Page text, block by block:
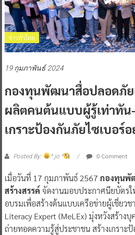
ข่าวทั่วไทย
19 กุมภาพันธ์ 2024
กองทุนพัฒนาสื่อปลอดภัย
ผลิตคนต้นแบบผู้รู้เท่าทัน-
เกราะป้องกันภัยไซเบอร์
Posted By: ^ jo ^ 0 Comment
เมื่อวันที่ 17 กุมภาพันธ์ 2567 กองทุนพั
สร้างสรรค์ จัดงานมอบประกาศนียบัตรใ
อบรมเพื่อสร้างต้นแบบเครือข่ายผู้เชี่ยว
Literacy Expert (MeLEx) มุ่งหวังสร้า
ถ่ายทอดความรู้สู่ประชาชน สร้างเกราะ